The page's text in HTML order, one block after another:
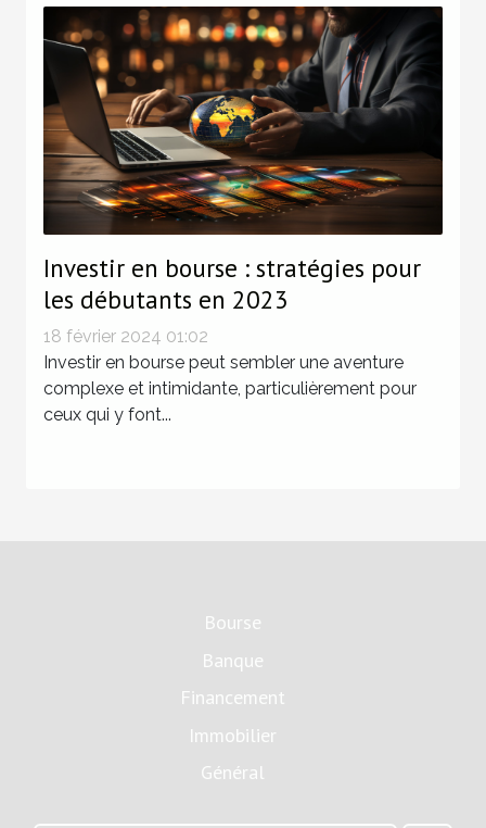
Investir en bourse : stratégies pour
les débutants en 2023
18 février 2024 01:02
Investir en bourse peut sembler une aventure
complexe et intimidante, particulièrement pour
ceux qui y font...
Bourse
Banque
Financement
Immobilier
Général